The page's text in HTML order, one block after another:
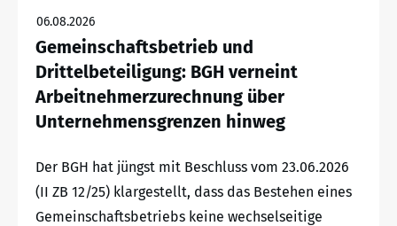
06.08.2026
Gemeinschaftsbetrieb und
Drittelbeteiligung: BGH verneint
Arbeitnehmerzurechnung über
Unternehmensgrenzen hinweg
Der BGH hat jüngst mit Beschluss vom 23.06.2026
(II ZB 12/25) klargestellt, dass das Bestehen eines
Gemeinschaftsbetriebs keine wechselseitige